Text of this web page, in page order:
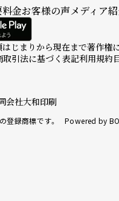
料金お客様の声メディア
はじまりから現在まで著作権
取引法に基づく表記利用規約
社大和印刷
の登録商標です。 Powered by